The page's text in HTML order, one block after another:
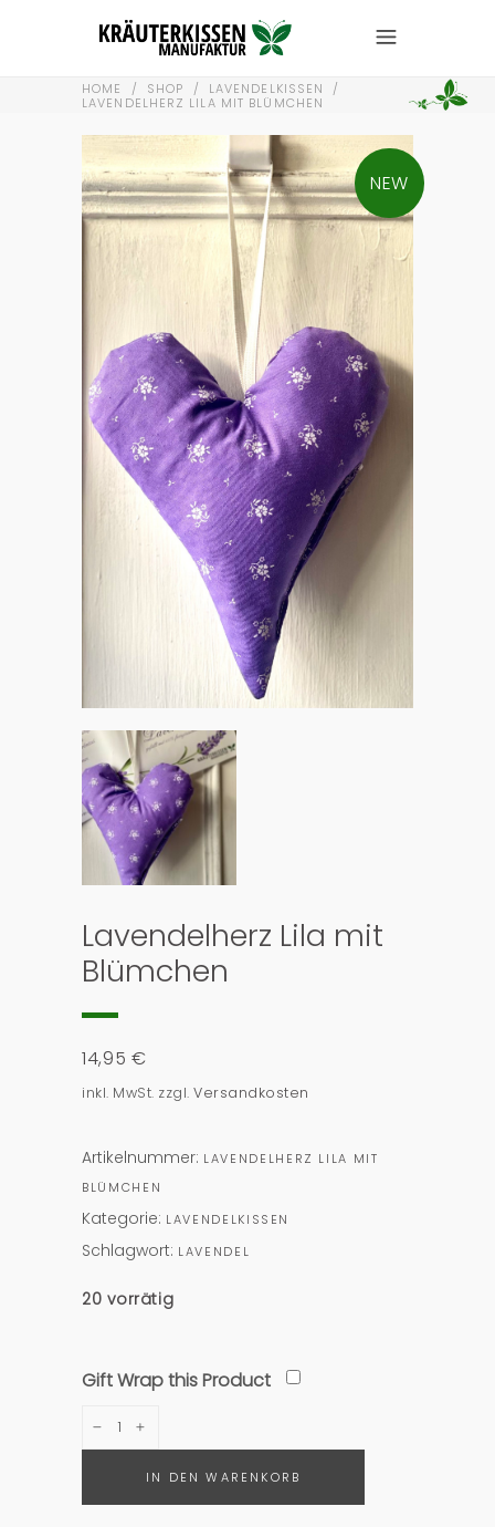
HOME / SHOP / LAVENDELKISSEN /
LAVENDELHERZ LILA MIT BLÜMCHEN
NEW
Lavendelherz Lila mit
Blümchen
14,95 €
inkl. MwSt. zzgl.Versandkosten
Artikelnummer: LAVENDELHERZ LILA MIT
BLÜMCHEN
Kategorie: LAVENDELKISSEN
Schlagwort: LAVENDEL
20 vorrätig
Gift Wrap this Product
Lavendelherz
Lila
Blümchen
IN DEN WARENKORB